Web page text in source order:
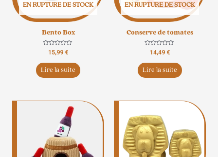
EN RUPTURE DE STOCK
Bento Box
Note
sur
5
15,99 €
Lire la suite
EN RUPTURE DE STOCK
Conserve de tomates
Note
sur
5
14,49 €
Lire la suite